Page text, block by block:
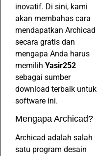
inovatif. Di sini, kami
akan membahas cara
mendapatkan Archicad
secara gratis dan
mengapa Anda harus
memilih Yasir252
sebagai sumber
download terbaik untuk
software ini.
Mengapa Archicad?
Archicad adalah salah
satu program desain